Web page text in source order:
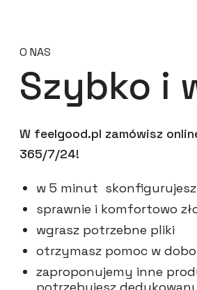
O NAS
Szybko i
W feelgood.pl zamówisz
365/7/24!
w 5 minut
sprawnie i komfortowo
wgrasz potrzebne pliki
otrzymasz pomoc w
zaproponujemy inne